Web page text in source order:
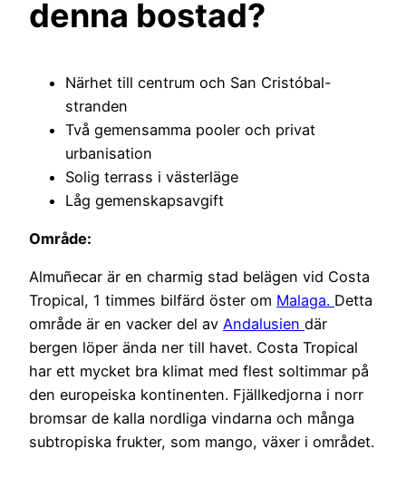
denna bostad?
Närhet till centrum och San Cristóbal-
stranden
Två gemensamma pooler och privat
urbanisation
Solig terrass i västerläge
Låg gemenskapsavgift
Område:
Almuñecar är en charmig stad belägen vid Costa
Tropical, 1 timmes bilfärd öster om Malaga. Detta
område är en vacker del av Andalusien där
bergen löper ända ner till havet. Costa Tropical
har ett mycket bra klimat med flest soltimmar på
den europeiska kontinenten. Fjällkedjorna i norr
bromsar de kalla nordliga vindarna och många
subtropiska frukter, som mango, växer i området.